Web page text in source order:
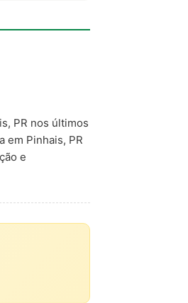
PR nos últimos
em Pinhais, PR
e